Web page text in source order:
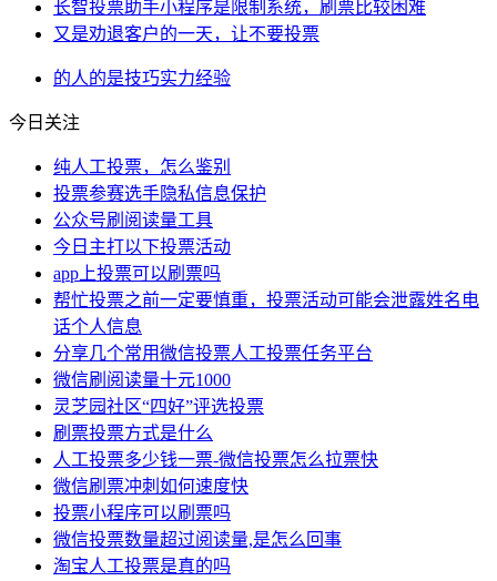
长智投票助手小程序是限制系统，刷票比较困难
又是劝退客户的一天，让不要投票
的人的是技巧实力经验
今日关注
纯人工投票，怎么鉴别
投票参赛选手隐私信息保护
公众号刷阅读量工具
今日主打以下投票活动
app上投票可以刷票吗
帮忙投票之前一定要慎重，投票活动可能会泄露姓名电
话个人信息
分享几个常用微信投票人工投票任务平台
微信刷阅读量十元1000
灵芝园社区“四好”评选投票
​刷票投票方式是什么
人工投票多少钱一票-微信投票怎么拉票快
微信刷票冲刺如何速度快
投票小程序可以刷票吗
微信投票数量超过阅读量,是怎么回事
淘宝人工投票是真的吗